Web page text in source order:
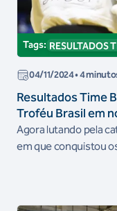
Tags: RESULTADOS
04/11/2024• 4
Resultados Time
Troféu Brasil em
Agora lutando pela
em que conquistou